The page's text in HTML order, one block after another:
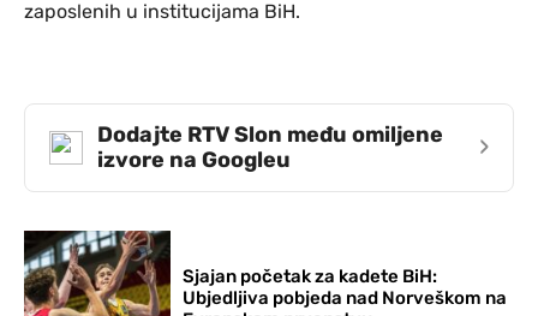
zaposlenih u institucijama BiH.
Dodajte RTV Slon među omiljene
izvore na Googleu
›
Sjajan početak za kadete BiH:
Ubjedljiva pobjeda nad Norveškom na